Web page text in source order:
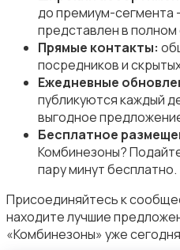
Спортивная одежда
Футболки и поло
до премиум-сегмента
представлен в
Прямые контакты:
посредников и
Ежедневные
публикуются каждый
выгодное
Бесплатное
Комбинезоны?
пару минут бесплатно.
Присоединяйтесь к
находите лучшие
«Комбинезоны» уже